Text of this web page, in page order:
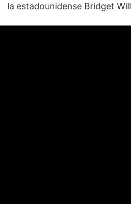
la estadounidense Bridget